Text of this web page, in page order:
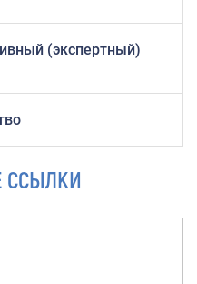
(экспертный)
ССЫЛКИ